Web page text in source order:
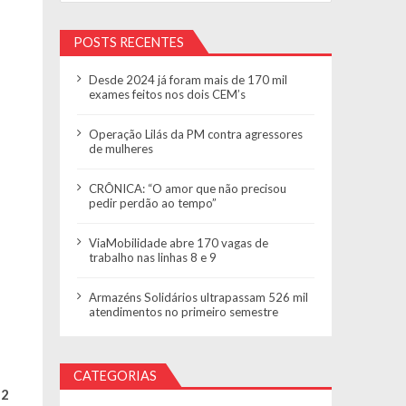
POSTS RECENTES
Desde 2024 já foram mais de 170 mil
exames feitos nos dois CEM’s
Operação Lilás da PM contra agressores
de mulheres
CRÔNICA: “O amor que não precisou
pedir perdão ao tempo”
ViaMobilidade abre 170 vagas de
trabalho nas linhas 8 e 9
Armazéns Solidários ultrapassam 526 mil
atendimentos no primeiro semestre
CATEGORIAS